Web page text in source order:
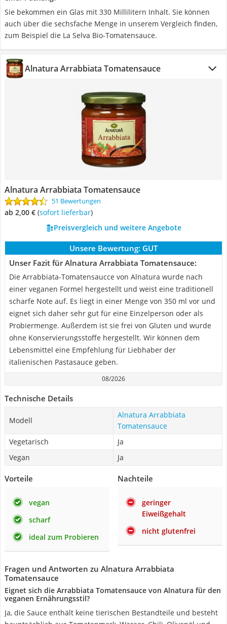
Sie bekommen ein Glas mit 330 Millilitern Inhalt. Sie können
auch über die sechsfache Menge in unserem Vergleich finden,
zum Beispiel die La Selva Bio-Tomatensauce.
Alnatura Arrabbiata Tomatensauce
Alnatura Arrabbiata Tomatensauce
51 Bewertungen
ab 2,00 € ( Sofort lieferbar)
Preisvergleich und weitere Angebote
Unsere Bewertung: GUT
Unser Fazit für Alnatura Arrabbiata Tomatensauce:
Die Arrabbiata-Tomatensaucce von Alnatura wurde nach
einer veganen Formel hergestellt und weist eine traditionell
scharfe Note auf. Es liegt in einer Menge von 350 ml vor und
eignet sich daher sehr gut für eine Einzelperson oder als
Probiermenge. Außerdem ist sie frei von Gluten und wurde
ohne Konservierungsstoffe hergestellt. Wir können dem
Lebensmittel eine Empfehlung für Liebhaber der
italienischen Pastasauce geben.
08/2026
Technische Details
Modell
Alnatura Arrabbiata
Tomatensauce
Vegetarisch
Ja
Vegan
Ja
Vorteile
vegan
scharf
ideal zum Probieren
Nachteile
geringer
Eiweißgehalt
nicht glutenfrei
Fragen und Antworten zu Alnatura Arrabbiata
Tomatensauce
Eignet sich die Arrabbiata Tomatensauce von Alnatura für den
veganen Ernährungsstil?
Ja, die Sauce enthält keine tierischen Bestandteile und besteht